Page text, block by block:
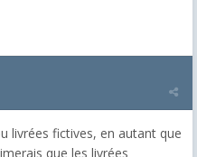
livrées fictives, en autant que
que les livrées